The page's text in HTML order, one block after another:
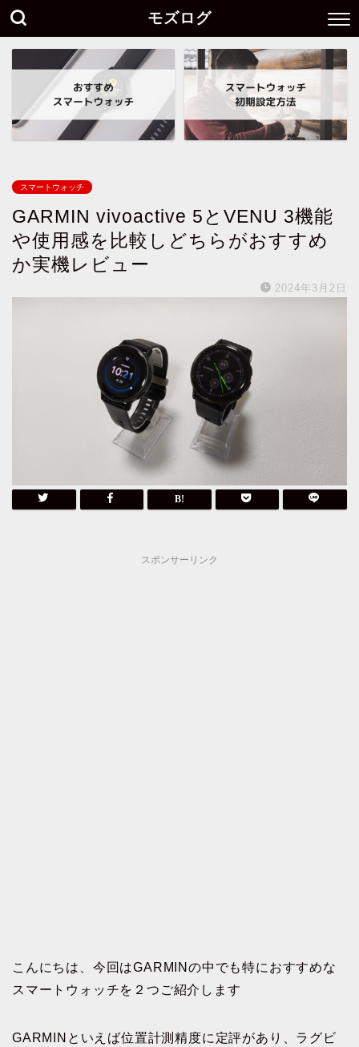
モズログ
スマートウォッチ
GARMIN vivoactive 5とVENU 3機能
や使用感を比較しどちらがおすすめ
か実機レビュー
2024年3月2日
スポンサーリンク
こんにちは、今回はGARMINの中でも特におすすめな
スマートウォッチを２つご紹介します
GARMINといえば位置計測精度に定評があり、ラグビ